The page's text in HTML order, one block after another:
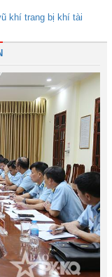
khí trang bị khí tài